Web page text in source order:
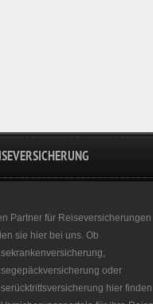
Partner für Reiseversicherungen
sie hier bei uns. Ob
oder
hier finden